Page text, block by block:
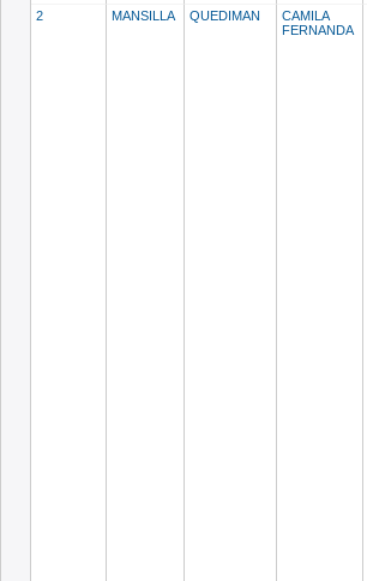
2 MANSILLA QUEDIMAN
CAMILA
FERNANDA